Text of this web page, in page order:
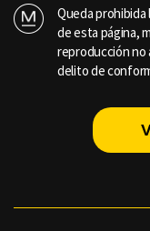
Queda
de esta página,
reproducción no
delito de